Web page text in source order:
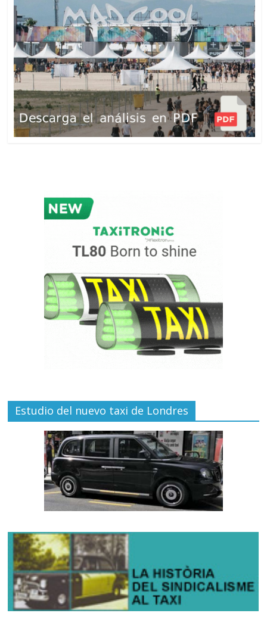
Estudio del nuevo taxi de Londres